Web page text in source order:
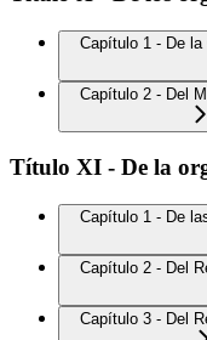
Capítulo 1 - De la
Capítulo 2 - Del
Título XI - De la
Capítulo 1 - De
Capítulo 2 - Del
Capítulo 3 - Del